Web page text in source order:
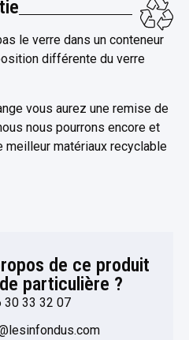
le verre dans un conteneur
différente du verre
vous aurez une remise de
nous pourrons encore et
matériaux recyclable
de ce produit
particulière ?​
30 33 32 07